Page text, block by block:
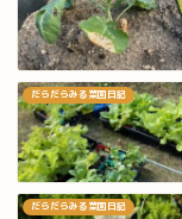
だらだらみる菜園日記
だらだらみる菜園日記